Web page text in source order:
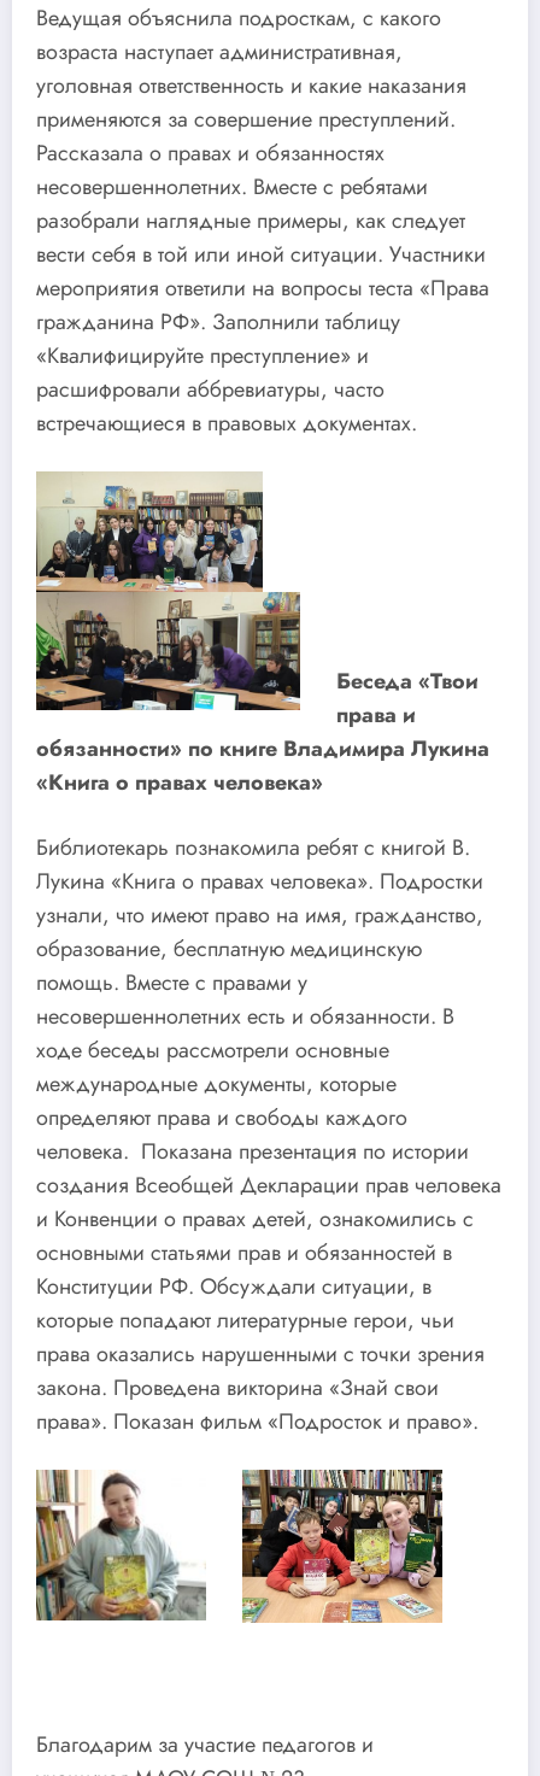
Ведущая объяснила подросткам, с какого
возраста наступает административная,
уголовная ответственность и какие наказания
применяются за совершение преступлений.
Рассказала о правах и обязанностях
несовершеннолетних. Вместе с ребятами
разобрали наглядные примеры, как следует
вести себя в той или иной ситуации. Участники
мероприятия ответили на вопросы теста «Права
гражданина РФ». Заполнили таблицу
«Квалифицируйте преступление» и
расшифровали аббревиатуры, часто
встречающиеся в правовых документах.
Беседа «Твои
права и
обязанности» по книге Владимира Лукина
«Книга о правах человека»
Библиотекарь познакомила ребят с книгой В.
Лукина «Книга о правах человека». Подростки
узнали, что имеют право на имя, гражданство,
образование, бесплатную медицинскую
помощь. Вместе с правами у
несовершеннолетних есть и обязанности. В
ходе беседы рассмотрели основные
международные документы, которые
определяют права и свободы каждого
человека. Показана презентация по истории
создания Всеобщей Декларации прав человека
и Конвенции о правах детей, ознакомились с
основными статьями прав и обязанностей в
Конституции РФ. Обсуждали ситуации, в
которые попадают литературные герои, чьи
права оказались нарушенными с точки зрения
закона. Проведена викторина «Знай свои
права». Показан фильм «Подросток и право».
Благодарим за участие педагогов и